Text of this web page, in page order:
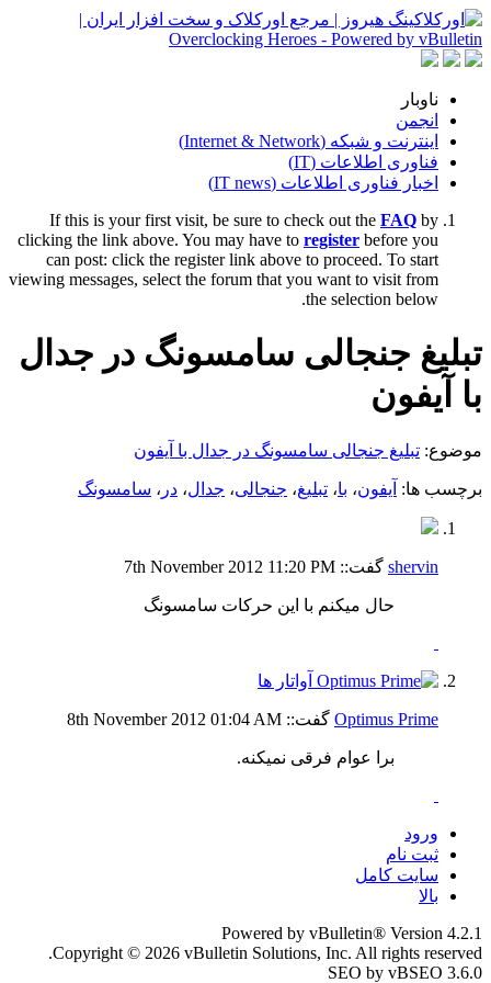
ناوبار
انجمن
اینترنت و شبکه (Internet & Network)
فناوری اطلاعات (IT)
اخبار فناوری اطلاعات (IT news)
If this is your first visit, be sure to check out the FAQ by
clicking the link above. You may have to register before you
can post: click the register link above to proceed. To start
viewing messages, select the forum that you want to visit from
the selection below.
تبلیغ جنجالی سامسونگ در جدال
با آیفون
موضوع: تبلیغ جنجالی سامسونگ در جدال با آیفون
برچسب ها: آیفون، با، تبلیغ، جنجالی، جدال، در ، سامسونگ
shervin گفت:: 7th November 2012 11:20 PM
حال میکنم با این حرکات سامسونگ
Optimus Prime گفت:: 8th November 2012 01:04 AM
برا عوام فرقی نمیکنه.
ورود
ثبت نام
سایت کامل
بالا
Powered by vBulletin® Version 4.2.1
Copyright © 2026 vBulletin Solutions, Inc. All rights reserved.
SEO by vBSEO 3.6.0